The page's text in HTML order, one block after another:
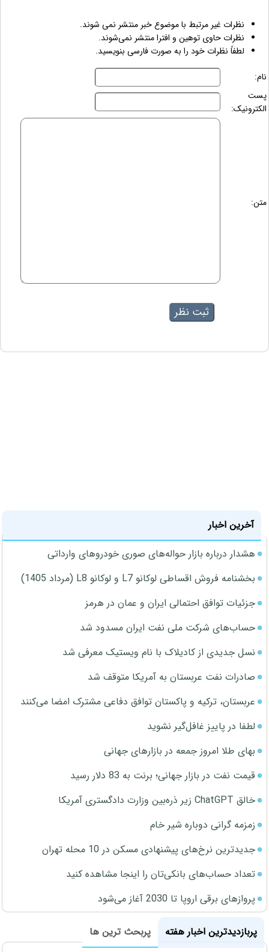
نظرات غیر مرتبط با موضوع خبر منتشر نمی شوند.
نظرات حاوی توهین و افترا منتشر نمی‌شوند.
لطفاً نظرات خود را به صورت فارسی بنویسید.
نام:
پست
الکترونیک:
متن:
آخرین اخبار
هشدار درباره بازار حواله‌های صوری خودروهای وارداتی
بخشنامه فروش اقساطی لوکانو L7 و لوکانو L8 (مرداد 1405)
جزئیات توافق احتمالی ایران و عمان در هرمز
حساب‌های شرکت ملی نفت ایران مسدود شد
نسل جدیدی از کادیلاک با نام ویستیک معرفی شد
صادرات نفت عربستان به آمریکا متوقف شد
عربستان، ترکیه و پاکستان توافق دفاعی مشترک امضا می‌کنند
لطفا در پاییز غافل‌گیر نشوید
بهای طلا امروز جمعه در بازارهای جهانی
قیمت نفت در بازار جهانی؛ برنت به 83 دلار رسید
خالق ChatGPT زیر ذره‌بین وزارت دادگستری آمریکا
زمزمه گرانی دوباره شیر خام
جدیدترین نرخ‌های پیشنهادی مسکن در 10 محله تهران
تعداد حساب‌های بانکی‌تان را اینجا مشاهده کنید
پروازهای برقی اروپا تا 2030 آغاز می‌شود
پربازدیدترین اخبار هفته
پربحث ترین ها